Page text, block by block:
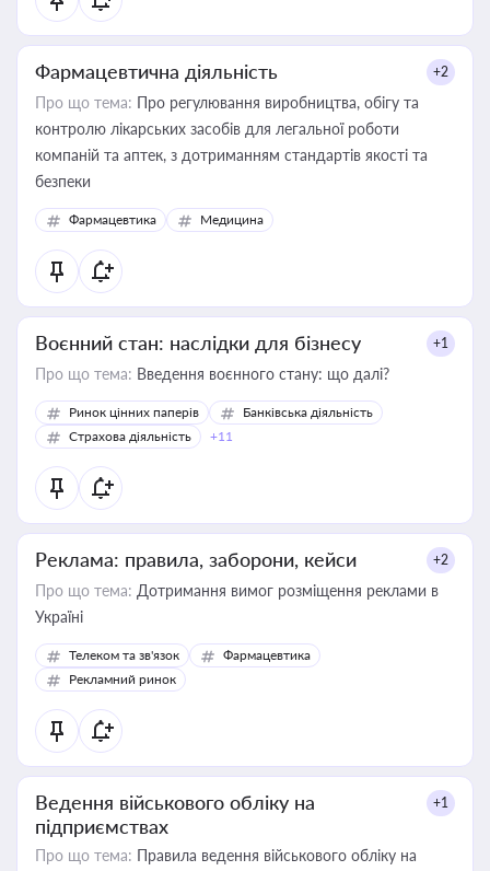
Фармацевтична діяльність +2
Про що тема: Про регулювання виробництва, обігу та
контролю лікарських засобів для легальної роботи
компаній та аптек, з дотриманням стандартів якості та
безпеки
Фармацевтика Медицина
Воєнний стан: наслідки для бізнесу +1
Про що тема: Введення воєнного стану: що далі?
Ринок цінних паперів
Банківська діяльність
Страхова діяльність
+11
Реклама: правила, заборони, кейси +2
Про що тема: Дотримання вимог розміщення реклами в
Україні
Телеком та зв'язок
Фармацевтика
Рекламний ринок
Ведення військового обліку на
підприємствах
+1
Про що тема: Правила ведення військового обліку на